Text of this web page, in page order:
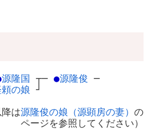
源隆国 ┬
の娘 ┘
─ ●源隆俊 ─
は源隆俊の娘（源顕房の妻） の
ページを参照してください）